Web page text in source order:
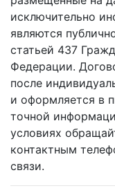
исключительно
являются
статьей 437
Федерации.
после
и оформляется в
точной
условиях
контактным
связи.